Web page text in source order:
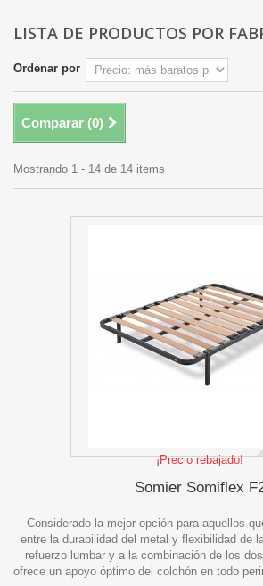
LISTA DE PRODUCTOS POR
Ordenar por
Comparar (0)
Mostrando 1 - 14 de 14 items
¡Precio rebajado!
Somier Somiflex
Considerado la mejor opción para aquellos
entre la durabilidad del metal y flexibilidad de
refuerzo lumbar y a la combinación de los
ofrece un apoyo óptimo del colchón en todo